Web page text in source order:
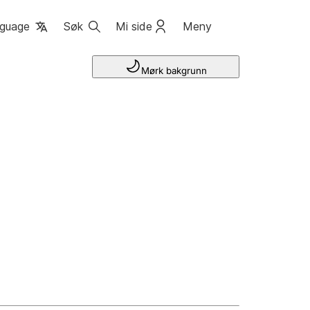
Søk Mi side Meny
Mørk bakgrunn